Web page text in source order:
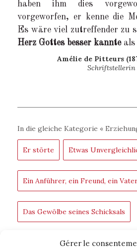
Gérer le
haben ihm dies
vorgeworfen, er kenne die
Es wäre viel zutreffender zu
Herz Gottes besser kannteals
Amélie de Pitteurs
Schriftstellerin
In die gleiche Kategorie «
Er störte Etwas
Ein Anführer, ein Freund, ein
Das Gewölbe seines Schicksals
Der größte Wanderprediger des